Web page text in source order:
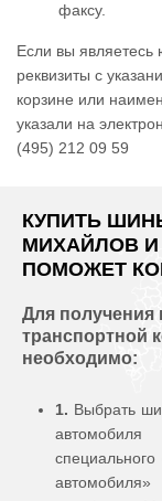
факсу.
Если вы
реквизиты с
корзине или
указали на
(495) 212 09 59
КУПИТЬ
МИХАЙЛОВ И
ПОМОЖЕТ
Для
транспортной
необходимо:
1. Выбрать